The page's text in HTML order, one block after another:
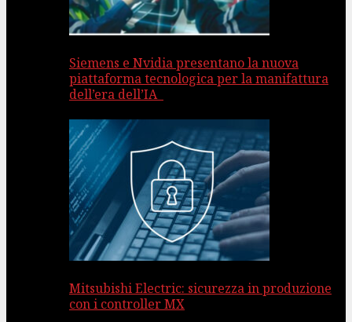
Siemens e Nvidia presentano la nuova
piattaforma tecnologica per la manifattura
dell’era dell’IA
Mitsubishi Electric: sicurezza in produzione
con i controller MX